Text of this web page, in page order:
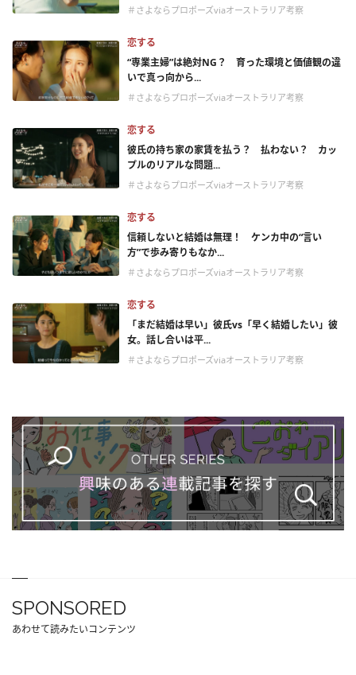
＃さよならプロポーズviaオーストラリア考察
恋する
“専業主婦”は絶対NG？ 育った環境と価値観の違
いで真っ向から...
＃さよならプロポーズviaオーストラリア考察
恋する
彼氏の持ち家の家賃を払う？ 払わない？ カッ
プルのリアルな問題...
＃さよならプロポーズviaオーストラリア考察
恋する
信頼しないと結婚は無理！ ケンカ中の“言い
方”で歩み寄りもなか...
＃さよならプロポーズviaオーストラリア考察
恋する
「まだ結婚は早い」彼氏vs「早く結婚したい」彼
女。話し合いは平...
＃さよならプロポーズviaオーストラリア考察
SPONSORED
あわせて読みたいコンテンツ